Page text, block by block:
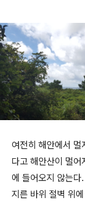
여전히 해안에서 멀
다고 해안산이 멀
에 들어오지 않는다
지른 바위 절벽 위